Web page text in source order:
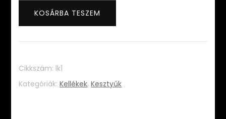
mennyiség
KOSÁRBA TESZEM
Cikkszám: lk1
Kategóriák:Kellékek,Kesztyűk